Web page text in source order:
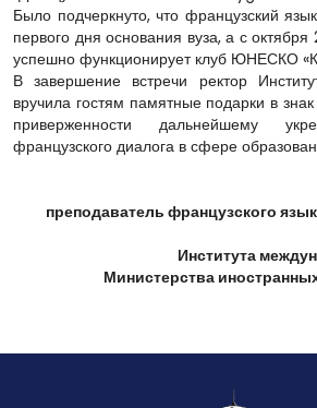
Было подчеркнуто, что французский
первого дня основания вуза, а с октября
успешно функционирует клуб ЮНЕСКО
В завершение встречи ректор
вручила гостям памятные подарки в
приверженности дальнейшему
французского диалога в сфере
преподаватель французского
Института
Министерства